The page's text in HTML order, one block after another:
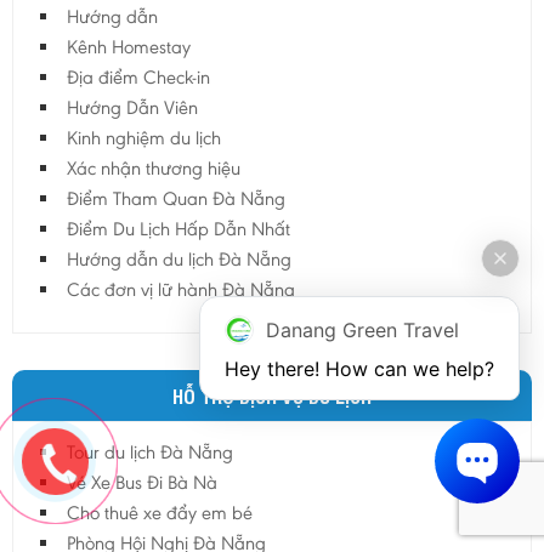
Hướng dẫn
Kênh Homestay
Địa điểm Check-in
Hướng Dẫn Viên
Kinh nghiệm du lịch
Xác nhận thương hiệu
Điểm Tham Quan Đà Nẵng
Điểm Du Lịch Hấp Dẫn Nhất
Hướng dẫn du lịch Đà Nẵng
Các đơn vị lữ hành Đà Nẵng
HỖ TRỢ DỊCH VỤ DU LỊCH
Tour du lịch Đà Nẵng
Vé Xe Bus Đi Bà Nà
Cho thuê xe đẩy em bé
Phòng Hội Nghị Đà Nẵng
Danang Green Travel
Hey there! How can we help?